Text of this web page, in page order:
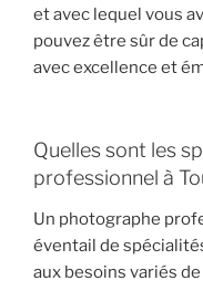
et avec lequel vous
pouvez être sûr de
avec excellence et
Quelles sont les
professionnel à
Un photographe
éventail de
aux besoins variés